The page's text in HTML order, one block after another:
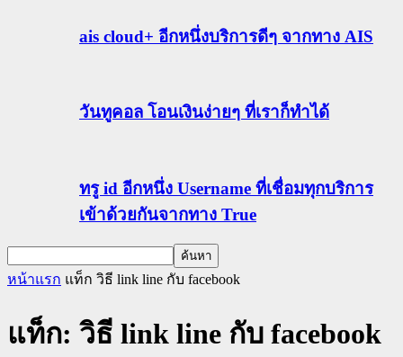
ais cloud+ อีกหนึ่งบริการดีๆ จากทาง AIS
วันทูคอล โอนเงินง่ายๆ ที่เราก็ทำได้
ทรู id อีกหนึ่ง Username ที่เชื่อมทุกบริการ
เข้าด้วยกันจากทาง True
หน้าแรก แท็ก วิธี link line กับ facebook
แท็ก: วิธี link line กับ facebook